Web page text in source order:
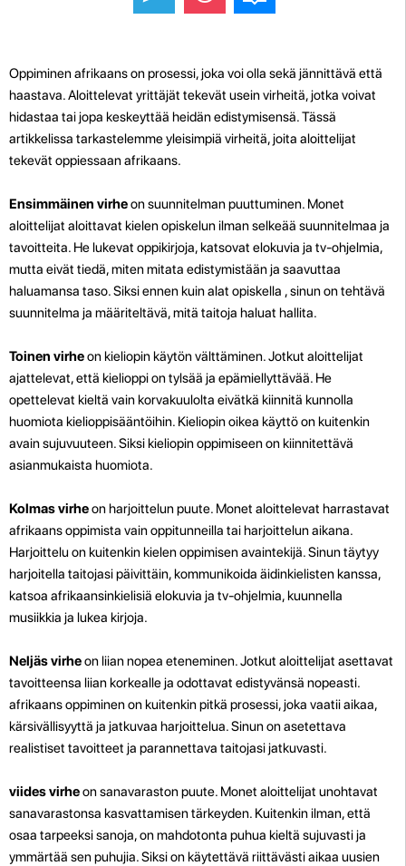
Oppiminen afrikaans on prosessi, joka voi olla sekä jännittävä että
haastava. Aloittelevat yrittäjät tekevät usein virheitä, jotka voivat
hidastaa tai jopa keskeyttää heidän edistymisensä. Tässä
artikkelissa tarkastelemme yleisimpiä virheitä, joita aloittelijat
tekevät oppiessaan afrikaans.
Ensimmäinen virheon suunnitelman puuttuminen. Monet
aloittelijat aloittavat kielen opiskelun ilman selkeää suunnitelmaa ja
tavoitteita. He lukevat oppikirjoja, katsovat elokuvia ja tv-ohjelmia,
mutta eivät tiedä, miten mitata edistymistään ja saavuttaa
haluamansa taso. Siksi ennen kuin alat opiskella , sinun on tehtävä
suunnitelma ja määriteltävä, mitä taitoja haluat hallita.
Toinen virheon kieliopin käytön välttäminen. Jotkut aloittelijat
ajattelevat, että kielioppi on tylsää ja epämiellyttävää. He
opettelevat kieltä vain korvakuulolta eivätkä kiinnitä kunnolla
huomiota kielioppisääntöihin. Kieliopin oikea käyttö on kuitenkin
avain sujuvuuteen. Siksi kieliopin oppimiseen on kiinnitettävä
asianmukaista huomiota.
Kolmas virheon harjoittelun puute. Monet aloittelevat harrastavat
afrikaans oppimista vain oppitunneilla tai harjoittelun aikana.
Harjoittelu on kuitenkin kielen oppimisen avaintekijä. Sinun täytyy
harjoitella taitojasi päivittäin, kommunikoida äidinkielisten kanssa,
katsoa afrikaansinkielisiä elokuvia ja tv-ohjelmia, kuunnella
musiikkia ja lukea kirjoja.
Neljäs virheon liian nopea eteneminen. Jotkut aloittelijat asettavat
tavoitteensa liian korkealle ja odottavat edistyvänsä nopeasti.
afrikaans oppiminen on kuitenkin pitkä prosessi, joka vaatii aikaa,
kärsivällisyyttä ja jatkuvaa harjoittelua. Sinun on asetettava
realistiset tavoitteet ja parannettava taitojasi jatkuvasti.
viides virheon sanavaraston puute. Monet aloittelijat unohtavat
sanavarastonsa kasvattamisen tärkeyden. Kuitenkin ilman, että
osaa tarpeeksi sanoja, on mahdotonta puhua kieltä sujuvasti ja
ymmärtää sen puhujia. Siksi on käytettävä riittävästi aikaa uusien